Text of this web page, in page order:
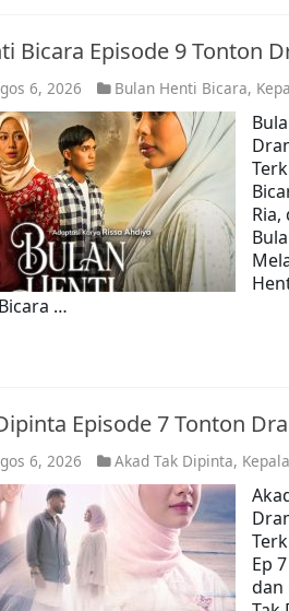
Bicara Episode 9 Tonton
6, 2026 Bulan Henti Bicara,
…
Episode 7 Tonton
6, 2026 Akad Tak Dipinta,
Ep
dan